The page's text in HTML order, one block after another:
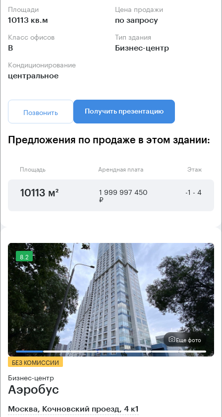
Площади
10113 кв.м
Цена продажи
по запросу
Класс офисов
B
Тип здания
Бизнес-центр
Кондиционирование
центральное
Позвонить Получить презентацию
Предложения по продаже в этом здании:
Площадь Арендная плата Этаж
10113 м² 1 999 997 450
₽
-1 - 4
8.2
Еще фото
БЕЗ КОМИССИИ
Бизнес-центр
Аэробус
Москва, Кочновский проезд, 4 к1